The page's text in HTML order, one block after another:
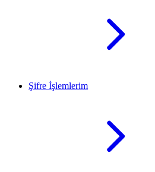
Şifre İşlemlerim